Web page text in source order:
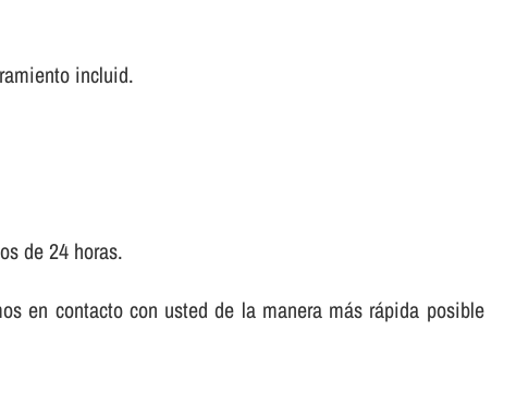
incluid.
de 24 horas.
en contacto con usted de la manera más rápida posible